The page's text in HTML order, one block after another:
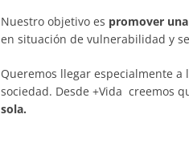
Nuestro objetivo es promover
en situación de vulnerabilidad y
Queremos llegar especialmente
sociedad. Desde +Vida creemos
sola.